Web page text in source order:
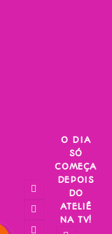
O DIA
SÓ
COMEÇA
DEPOIS
DO
ATELIÊ
NA TV!